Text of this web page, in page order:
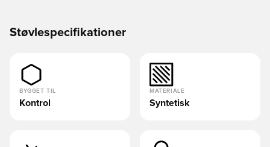
Støvlespecifikationer
BYGGET TIL
Kontrol
MATERIALE
Syntetisk